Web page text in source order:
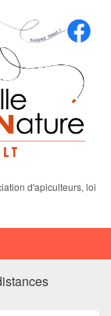
d'apiculteurs, loi